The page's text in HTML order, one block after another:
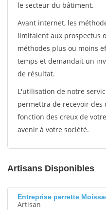
le secteur du bâtiment.
Avant internet, les
limitaient aux prospectus
méthodes plus ou moins
temps et demandait un
de résultat.
L'utilisation de notre
permettra de recevoir des
fonction des creux de
avenir à votre société.
Artisans Disponibles
Entreprise perrette
Artisan